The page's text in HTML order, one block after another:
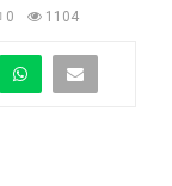
0 1104